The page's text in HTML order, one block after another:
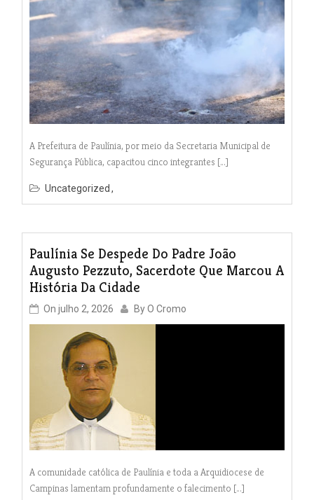
A Prefeitura de Paulínia, por meio da Secretaria Municipal de
Segurança Pública, capacitou cinco integrantes […]
Uncategorized
Paulínia Se Despede Do Padre João
Augusto Pezzuto, Sacerdote Que Marcou A
História Da Cidade
On julho 2, 2026 ByO Cromo
A comunidade católica de Paulínia e toda a Arquidiocese de
Campinas lamentam profundamente o falecimento […]